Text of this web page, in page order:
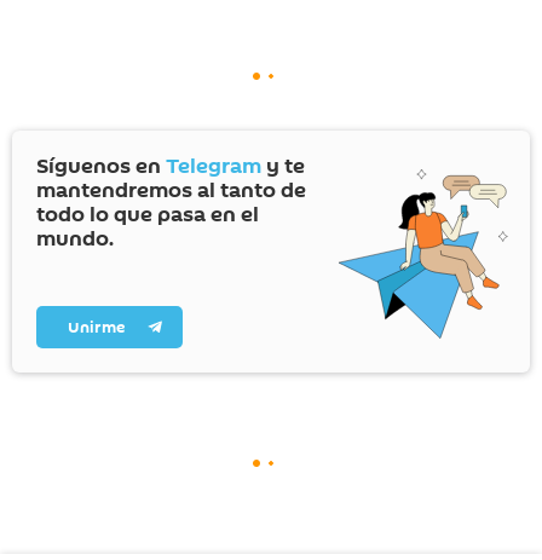
Síguenos en Telegram y te
mantendremos al tanto de
todo lo que pasa en el
mundo.
Unirme